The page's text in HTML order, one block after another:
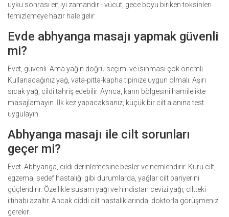
uyku sonrası en iyi zamandır - vücut, gece boyu biriken toksinleri
temizlemeye hazır hale gelir.
Evde abhyanga masajı yapmak güvenli
mi?
Evet, güvenli. Ama yağın doğru seçimi ve ısınması çok önemli.
Kullanacağınız yağ, vata-pitta-kapha tipinize uygun olmalı. Aşırı
sıcak yağ, cildi tahriş edebilir. Ayrıca, karın bölgesini hamilelikte
masajlamayın. İlk kez yapacaksanız, küçük bir cilt alanına test
uygulayın.
Abhyanga masajı ile cilt sorunları
geçer mi?
Evet. Abhyanga, cildi derinlemesine besler ve nemlendirir. Kuru cilt,
egzema, sedef hastalığı gibi durumlarda, yağlar cilt bariyerini
güçlendirir. Özellikle susam yağı ve hindistan cevizi yağı, ciltteki
iltihabı azaltır. Ancak ciddi cilt hastalıklarında, doktorla görüşmeniz
gerekir.